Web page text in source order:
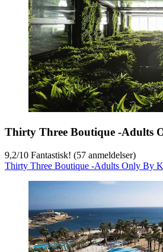
Thirty Three Boutique -Adults
9,2/10 Fantastisk! (57 anmeldelser)
Thirty Three Boutique -Adults Only By